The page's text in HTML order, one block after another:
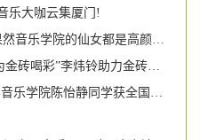
乐大咖云集厦门!
厦门音乐学校又双叒叕上榜~果然音乐学院的仙女都是高颜多才多艺!
厦门人唱厦门歌丨“音乐厦门·为金砖喝彩”李炜铃助力金砖独唱音乐会
厦门音乐“海豚” —— 集美大学音乐学院陈怡静同学获全国游泳比赛第二名